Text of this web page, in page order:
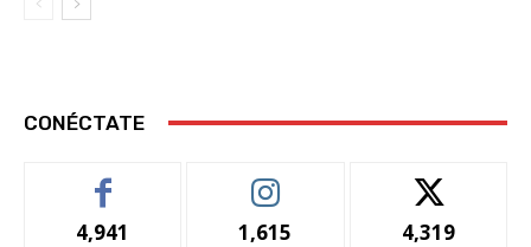
CONÉCTATE
4,941 1,615 4,319